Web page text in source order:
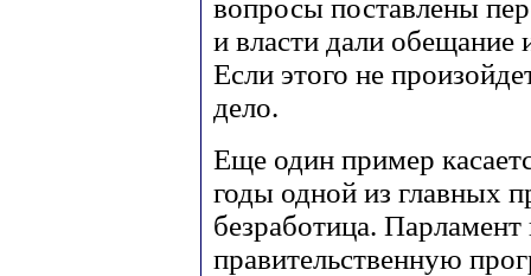
вопросы поставлены
и власти дали обещание
Если этого не
дело.
Еще один пример
годы одной из главных
безработица. Парламент
правительственную